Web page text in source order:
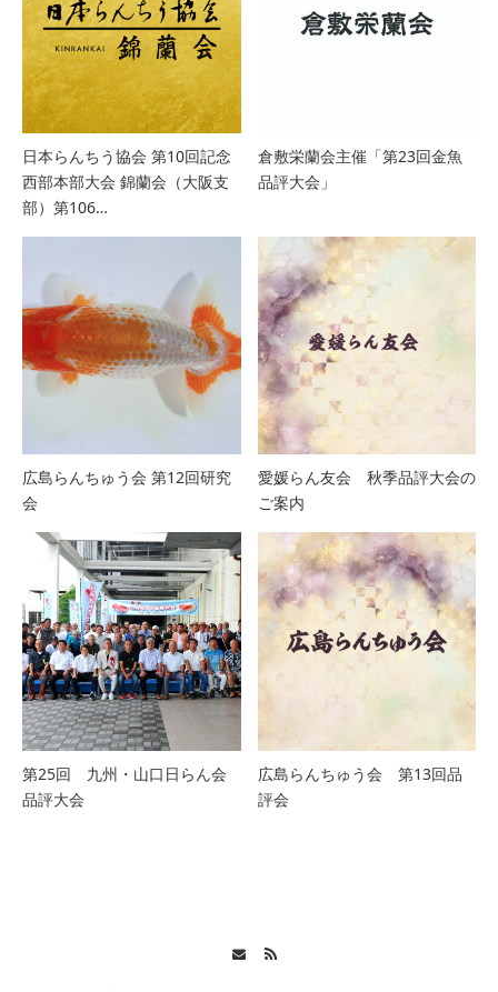
日本らんちう協会 第10回記念
西部本部大会 錦蘭会（大阪支
部）第106…
倉敷栄蘭会主催「第23回金魚
品評大会」
広島らんちゅう会 第12回研究
会
愛媛らん友会 秋季品評大会の
ご案内
第25回 九州・山口日らん会
品評大会
広島らんちゅう会 第13回品
評会